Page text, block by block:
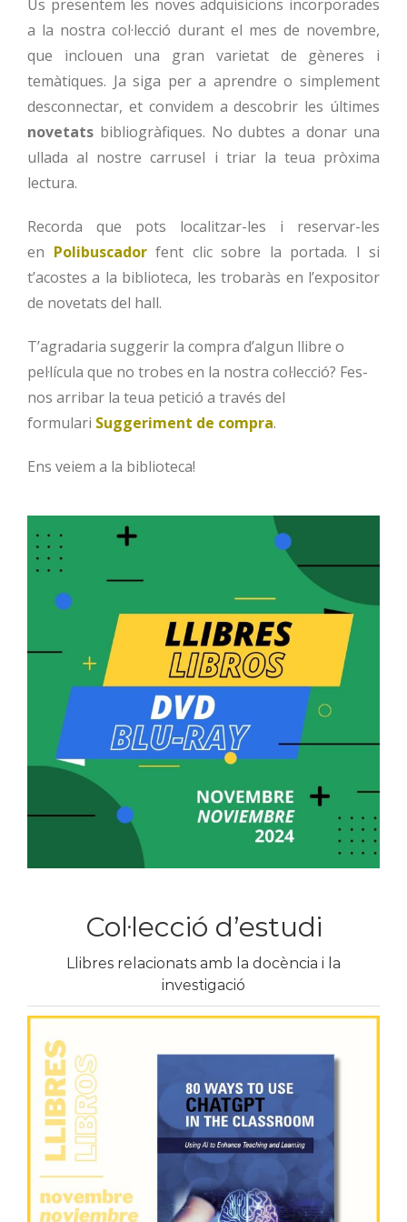
Us presentem les noves adquisicions incorporades
a la nostra col·lecció durant el mes de novembre,
que inclouen una gran varietat de gèneres i
temàtiques. Ja siga per a aprendre o simplement
desconnectar, et convidem a descobrir les últimes
novetats bibliogràfiques. No dubtes a donar una
ullada al nostre carrusel i triar la teua pròxima
lectura.
Recorda que pots localitzar-les i reservar-les
en Polibuscadorfent clic sobre la portada. I si
t’acostes a la biblioteca, les trobaràs en l’expositor
de novetats del hall.
T’agradaria suggerir la compra d’algun llibre o
pel·lícula que no trobes en la nostra col·lecció? Fes-
nos arribar la teua petició a través del
formulari Suggeriment de compra.
Ens veiem a la biblioteca!
Col·lecció d’estudi
Llibres relacionats amb la docència i la
investigació